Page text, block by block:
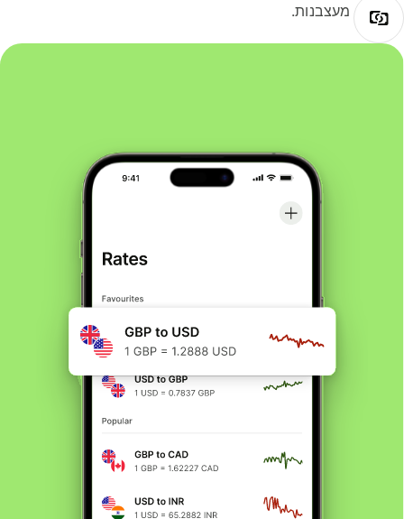
מעצבנות.